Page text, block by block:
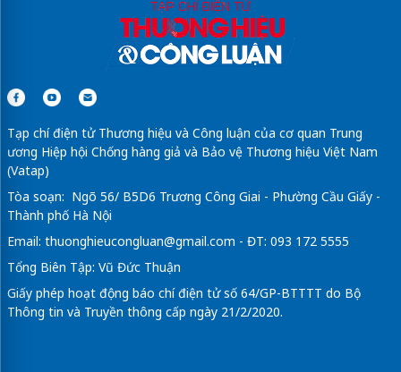
Tạp chí điện tử Thương hiệu và Công luận của cơ quan Trung
ương Hiệp hội Chống hàng giả và Bảo vệ Thương hiệu Việt Nam
(Vatap)
Tòa soạn: Ngõ 56/ B5D6 Trương Công Giai - Phường Cầu Giấy -
Thành phố Hà Nội
Email: thuonghieucongluan@gmail.com - ĐT: 093 172 5555
Tổng Biên Tập: Vũ Đức Thuận
Giấy phép hoạt động báo chí điện tử số 64/GP-BTTTT do Bộ
Thông tin và Truyền thông cấp ngày 21/2/2020.